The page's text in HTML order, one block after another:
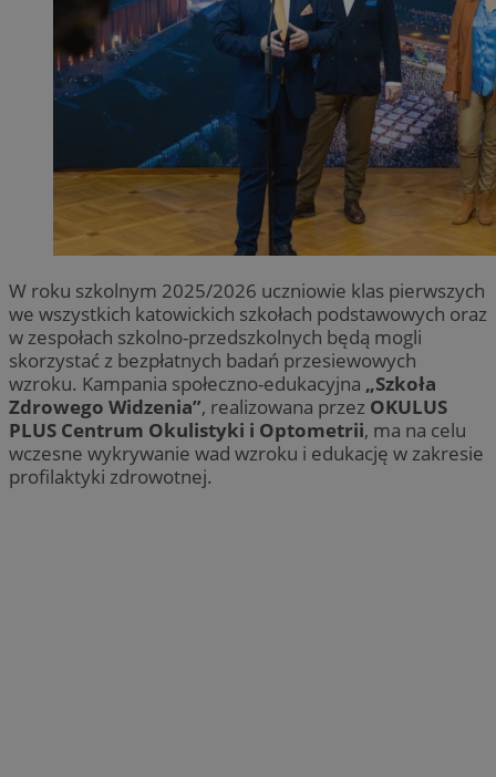
W roku szkolnym 2025/2026 uczniowie klas pierwszych
we wszystkich katowickich szkołach podstawowych oraz
w zespołach szkolno-przedszkolnych będą mogli
skorzystać z bezpłatnych badań przesiewowych
wzroku. Kampania społeczno-edukacyjna „Szkoła
Zdrowego Widzenia”, realizowana przez OKULUS
PLUS Centrum Okulistyki i Optometrii, ma na celu
wczesne wykrywanie wad wzroku i edukację w zakresie
profilaktyki zdrowotnej.